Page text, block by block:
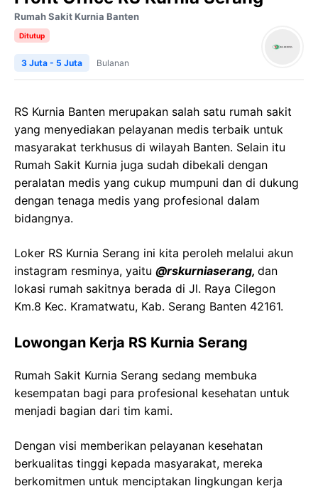
Rumah Sakit Kurnia Banten
Ditutup
3 Juta - 5 Juta Bulanan
RS Kurnia Banten merupakan salah satu rumah sakit
yang menyediakan pelayanan medis terbaik untuk
masyarakat terkhusus di wilayah Banten. Selain itu
Rumah Sakit Kurnia juga sudah dibekali dengan
peralatan medis yang cukup mumpuni dan di dukung
dengan tenaga medis yang profesional dalam
bidangnya.
Loker RS Kurnia Serang ini kita peroleh melalui akun
instagram resminya, yaitu @rskurniaserang, dan
lokasi rumah sakitnya berada di Jl. Raya Cilegon
Km.8 Kec. Kramatwatu, Kab. Serang Banten 42161.
Lowongan Kerja RS Kurnia Serang
Rumah Sakit Kurnia Serang sedang membuka
kesempatan bagi para profesional kesehatan untuk
menjadi bagian dari tim kami.
Dengan visi memberikan pelayanan kesehatan
berkualitas tinggi kepada masyarakat, mereka
berkomitmen untuk menciptakan lingkungan kerja